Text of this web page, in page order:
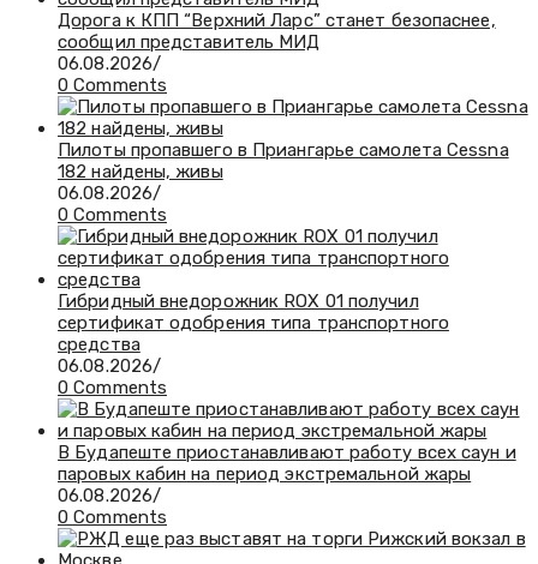
Дорога к КПП “Верхний Ларс” станет безопаснее,
сообщил представитель МИД
06.08.2026/
0 Comments
Пилоты пропавшего в Приангарье самолета Cessna
182 найдены, живы
06.08.2026/
0 Comments
Гибридный внедорожник ROX 01 получил
сертификат одобрения типа транспортного
средства
06.08.2026/
0 Comments
В Будапеште приостанавливают работу всех саун и
паровых кабин на период экстремальной жары
06.08.2026/
0 Comments